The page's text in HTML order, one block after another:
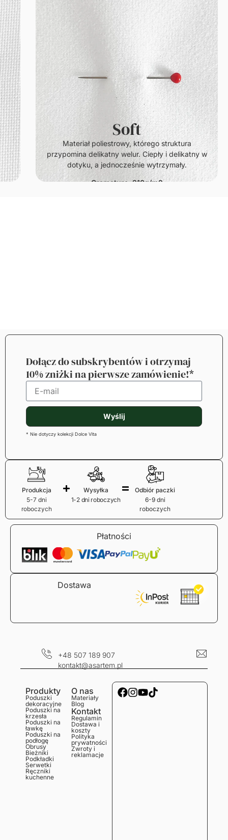
Soft
Materiał poliestrowy, którego struktura
przypomina delikatny welur. Ciepły i delikatny w
dotyku, a jednocześnie wytrzymały.
Gramatura: 210g/m2
Dołącz do subskrybentów i otrzymaj
10% zniżki na pierwsze zamówienie!*
Wyślij
* Nie dotyczy kolekcji Dolce Vita
Produkcja
5-7 dni
roboczych
Wysyłka
1-2 dni roboczych
Odbiór paczki
6-9 dni
roboczych
Płatności
Dostawa
+48 507 189 907
kontakt@asartem.pl
Produkty
Poduszki
dekoracyjne
Poduszki na
krzesła
Poduszki na
ławkę
Poduszki na
podłogę
Obrusy
Bieżniki
Podkładki
Serwetki
Ręczniki
kuchenne
O nas
Materiały
Blog
Kontakt
Regulamin
Dostawa i
koszty
Polityka
prywatności
Zwroty i
reklamacje